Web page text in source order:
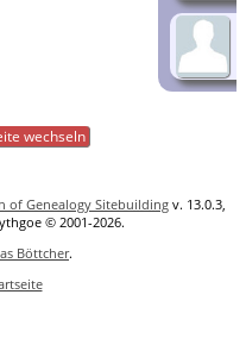
wechseln
of Genealogy Sitebuilding v. 13.0.3,
© 2001-2026.
Böttcher.